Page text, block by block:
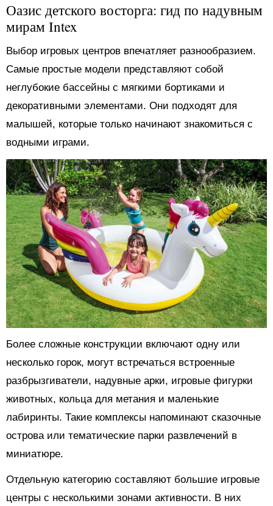
Оазис детского восторга: гид по надувным
мирам Intex
Выбор игровых центров впечатляет разнообразием.
Самые простые модели представляют собой
неглубокие бассейны с мягкими бортиками и
декоративными элементами. Они подходят для
малышей, которые только начинают знакомиться с
водными играми.
Более сложные конструкции включают одну или
несколько горок, могут встречаться встроенные
разбрызгиватели, надувные арки, игровые фигурки
животных, кольца для метания и маленькие
лабиринты. Такие комплексы напоминают сказочные
острова или тематические парки развлечений в
миниатюре.
Отдельную категорию составляют большие игровые
центры с несколькими зонами активности. В них